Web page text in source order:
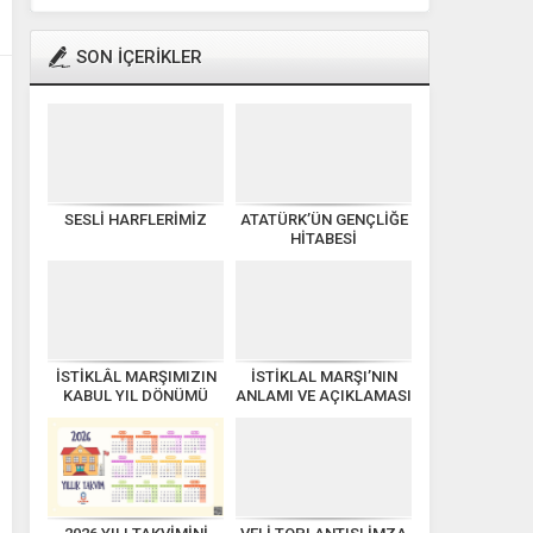
SON İÇERİKLER
SESLİ HARFLERİMİZ
ATATÜRK’ÜN GENÇLİĞE
HİTABESİ
İSTİKLÂL MARŞIMIZIN
KABUL YIL DÖNÜMÜ
KUTLU OLSUN
İSTİKLAL MARŞI’NIN
ANLAMI VE AÇIKLAMASI